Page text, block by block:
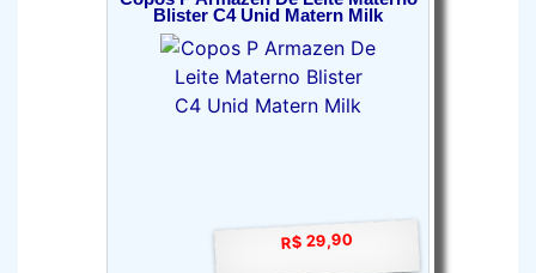
Blister C4 Unid Matern Milk
R$ 29,90